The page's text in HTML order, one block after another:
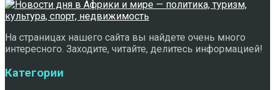
На страницах нашего сайта вы найдете очень много
интересного. Заходите, читайте, делитесь информацией!
Категории